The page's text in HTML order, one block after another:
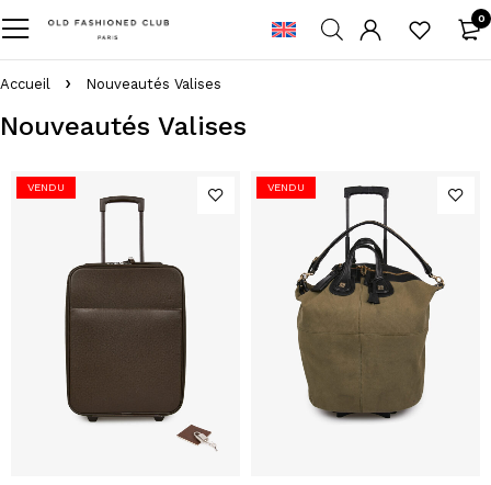
0
Accueil Nouveautés Valises
Nouveautés Valises
VENDU VENDU